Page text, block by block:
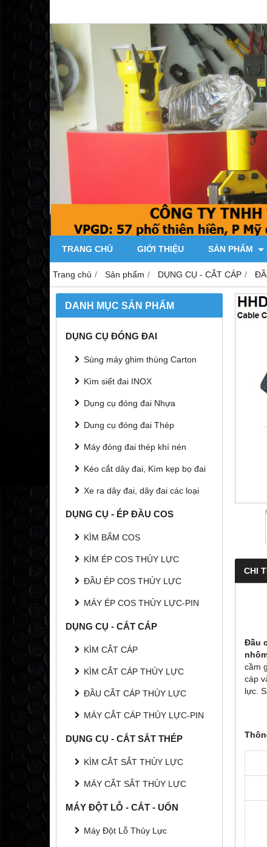
TRANG CHỦ GIỚI THIỆU SẢN PHẨM
Trang chủ Sản phẩm DỤNG CỤ - CẮT CÁP
DANH MỤC SẢN PHẨM
DỤNG CỤ ĐÓNG ĐAI
Súng máy ghim thùng Carton
Kìm siết đai INOX
Dụng cụ đóng đai Nhựa
Dung cụ đóng đai Thép
Máy đóng đai thép khí nén
Kéo cắt dây đai, Kìm kẹp bọ đai
Xe ra dây đai, dây đai các loại
DỤNG CỤ - ÉP ĐẦU COS
KÌM BẤM COS
KÌM ÉP COS THỦY LỰC
ĐẦU ÉP COS THỦY LỰC
MÁY ÉP COS THỦY LỰC-PIN
DỤNG CỤ - CẮT CÁP
KÌM CẮT CÁP
KÌM CẮT CÁP THỦY LỰC
ĐẦU CẮT CÁP THỦY LỰC
MÁY CẮT CÁP THỦY LỰC-PIN
DỤNG CỤ - CẮT SẮT THÉP
KÌM CẮT SẮT THỦY LỰC
MÁY CẮT SẮT THỦY LỰC
MÁY ĐỘT LỖ - CẮT - UỐN
Máy Đột Lỗ Thủy Lực
CHI
Đầu
cầm
cáp
lực.